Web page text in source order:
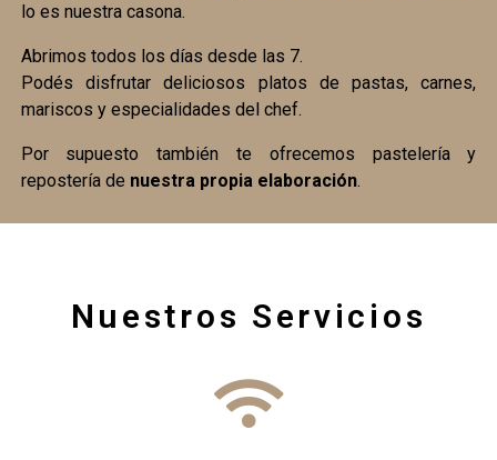
lo es nuestra casona.
Abrimos todos los días desde las 7.
Podés disfrutar deliciosos platos de pastas, carnes,
mariscos y especialidades del chef.
Por supuesto también te ofrecemos pastelería y
repostería de nuestra propia elaboración.
Nuestros Servicios